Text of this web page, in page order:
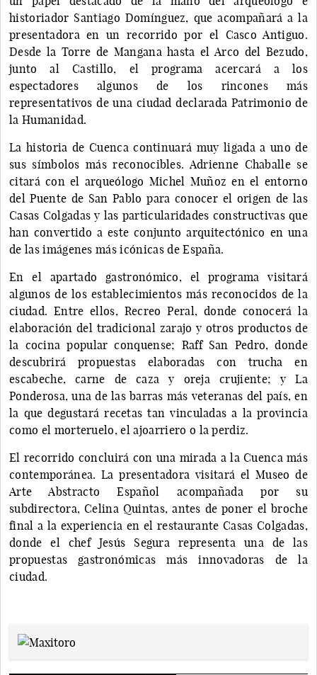
historiador Santiago Domínguez, que acompañará a la
presentadora en un recorrido por el Casco Antiguo.
Desde la Torre de Mangana hasta el Arco del Bezudo,
junto al Castillo, el programa acercará a los
espectadores algunos de los rincones más
representativos de una ciudad declarada Patrimonio de
la Humanidad.
La historia de Cuenca continuará muy ligada a uno de
sus símbolos más reconocibles. Adrienne Chaballe se
citará con el arqueólogo Michel Muñoz en el entorno
del Puente de San Pablo para conocer el origen de las
Casas Colgadas y las particularidades constructivas que
han convertido a este conjunto arquitectónico en una
de las imágenes más icónicas de España.
En el apartado gastronómico, el programa visitará
algunos de los establecimientos más reconocidos de la
ciudad. Entre ellos, Recreo Peral, donde conocerá la
elaboración del tradicional zarajo y otros productos de
la cocina popular conquense; Raff San Pedro, donde
descubrirá propuestas elaboradas con trucha en
escabeche, carne de caza y oreja crujiente; y La
Ponderosa, una de las barras más veteranas del país, en
la que degustará recetas tan vinculadas a la provincia
como el morteruelo, el ajoarriero o la perdiz.
El recorrido concluirá con una mirada a la Cuenca más
contemporánea. La presentadora visitará el Museo de
Arte Abstracto Español acompañada por su
subdirectora, Celina Quintas, antes de poner el broche
final a la experiencia en el restaurante Casas Colgadas,
donde el chef Jesús Segura representa una de las
propuestas gastronómicas más innovadoras de la
ciudad.